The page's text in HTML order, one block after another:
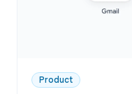
Product